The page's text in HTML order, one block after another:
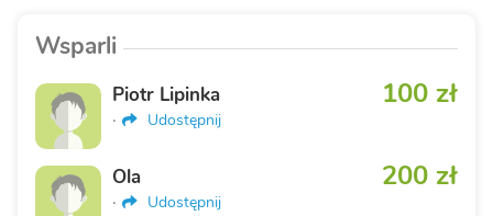
Wsparli
100 zł
Piotr Lipinka
· Udostępnij
200 zł
Ola
· Udostępnij